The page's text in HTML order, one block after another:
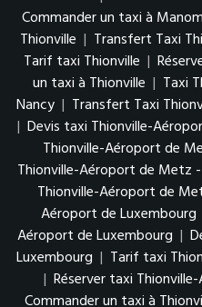
Commander un taxi à
Thionville | Transfert Taxi
Tarif taxi Thionville |
un taxi à Thionville | Taxi
Nancy | Transfert Taxi
| Devis taxi Thionville-
Thionville-Aéroport de
Thionville-Aéroport de Metz
Thionville-Aéroport de
Aéroport de Luxembourg
Aéroport de Luxembourg |
Luxembourg | Tarif taxi
| Réserver taxi
Commander un taxi à